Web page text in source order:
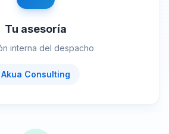
Tu asesoría
interna del despacho
Akua Consulting